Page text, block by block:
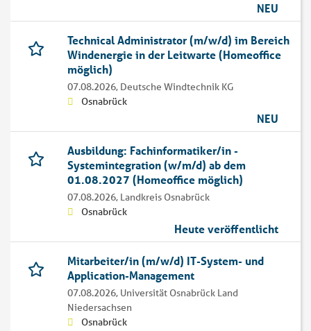
NEU
Technical Administrator (m/w/d) im Bereich
Windenergie in der Leitwarte (Homeoffice
möglich)
07.08.2026, Deutsche Windtechnik KG
Osnabrück
NEU
Ausbildung: Fachinformatiker/in -
Systemintegration (w/m/d) ab dem
01.08.2027 (Homeoffice möglich)
07.08.2026, Landkreis Osnabrück
Osnabrück
Heute veröffentlicht
Mitarbeiter/in (m/w/d) IT-System- und
Application-Management
07.08.2026, Universität Osnabrück Land
Niedersachsen
Osnabrück